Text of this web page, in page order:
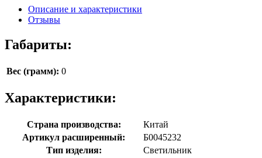
Описание и характеристики
Отзывы
Габариты:
Вес (грамм): 0
Характеристики:
Страна производства:
Китай
Артикул расширенный:
Б0045232
Тип изделия:
Светильник